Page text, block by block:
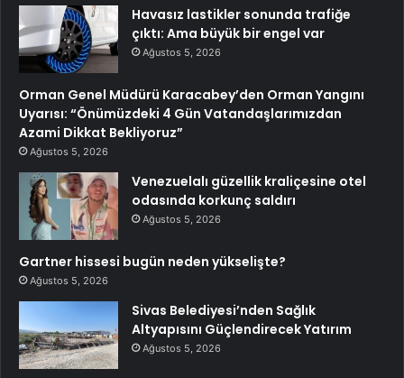
Havasız lastikler sonunda trafiğe
çıktı: Ama büyük bir engel var
Ağustos 5, 2026
Orman Genel Müdürü Karacabey’den Orman Yangını
Uyarısı: “Önümüzdeki 4 Gün Vatandaşlarımızdan
Azami Dikkat Bekliyoruz”
Ağustos 5, 2026
Venezuelalı güzellik kraliçesine otel
odasında korkunç saldırı
Ağustos 5, 2026
Gartner hissesi bugün neden yükselişte?
Ağustos 5, 2026
Sivas Belediyesi’nden Sağlık
Altyapısını Güçlendirecek Yatırım
Ağustos 5, 2026